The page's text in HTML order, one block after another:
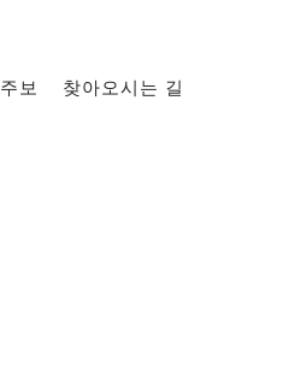
주보 찾아오시는 길